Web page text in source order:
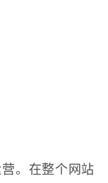
。在整个网站